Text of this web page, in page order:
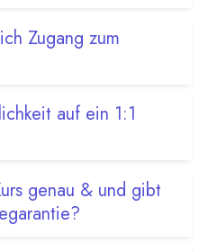
Zugang zum
auf ein 1:1
genau & und gibt